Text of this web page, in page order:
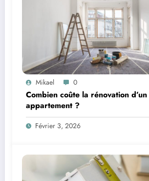
Mikael 0
Combien coûte la rénovation d’un
appartement ?
Février 3, 2026